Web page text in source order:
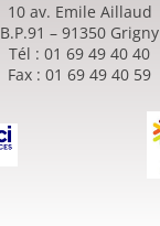
10 av. Emile Aillaud
B.P.91 – 91350 Grigny
Tél : 01 69 49 40 40
Fax : 01 69 49 40 59